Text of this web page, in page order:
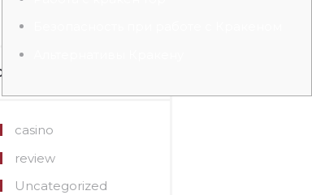
casino
review
Uncategorized